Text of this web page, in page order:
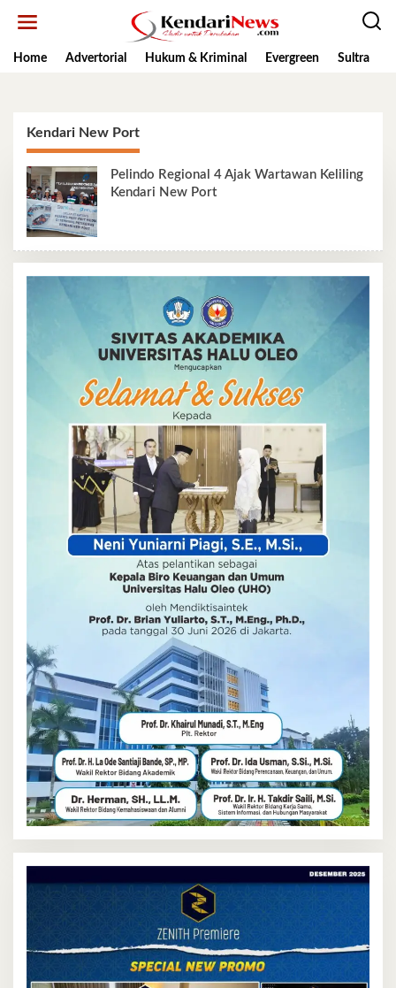
Home
Advertorial Hukum & Kriminal Evergreen Sultra
Kendari New Port
Pelindo Regional 4 Ajak Wartawan Keliling
Kendari New Port